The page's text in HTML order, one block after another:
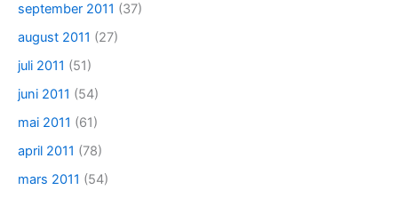
september 2011 (37)
august 2011 (27)
juli 2011 (51)
juni 2011 (54)
mai 2011 (61)
april 2011 (78)
mars 2011 (54)